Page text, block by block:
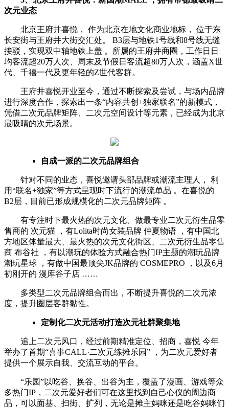
次元业态
北京王府井喜悦， 作为北京在地文化商业地标， 位于东
长安街与王府井大街交汇处。 B3层与地铁1号线和8号线无缝
接驳，实现双中轴地铁上盖 。所属的王府井商圈，工作日日
均客流超20万人次、周末及节假日客流超80万人次，涵盖X世
代、千禧一代及更年轻的Z世代客群。
王府井喜悦开业至今，通过不断探索及尝试，与场内品牌
进行深度合作，探索出一条“内容共创+独家联名”的新模式，
凭借二次元品牌矩阵、二次元空间设计等元素，已经成为北京
最吸睛的次元场景。
自成一派的二次元品牌组合
针对不同的业态，喜悦邀请头部品牌或潮流主理人， 利
用“联名+独家”等方式呈现时下流行的潮流单品 。在喜悦的
B2层，目前已形成规模化的二次元品牌矩阵 。
有专注时下最火热的次元文化、做最专业二次元衍生品零
售商的 次元猫 ，有Lolita时尚女装品牌 仲夏物语 ，有中国北
方地区体量最大、最火热的次元文化街区、二次元衍生品零售
商 布谷社 ，有以潮玩的体验方式融合热门IP主题的潮玩品牌
潮玩星球 ，有做中国最顶尖JK品牌的 COSMEPRO ，以及6月
初刚开的 漫库谷子店 ……
多类型二次元品牌组合而出，不断提升喜悦的二次元浓
度，提升圈层客群黏性。
定制化二次元活动打造次元社群聚集地
追上二次元风口，经过前期精准定位、招商，喜悦 今年
举办了首期“喜事CALL·二次元练摊乐园” ，为二次元爱好者
提供一个展示自我、交流互动的平台。
“乐园”以吃谷、换谷、出谷为主，覆盖了漫画、游戏等众
多热门IP，二次元爱好者们可在这里找到自己心仪的周边商
品，可以面基、扫街、扩列，无论是摊主妈咪还是吃谷妈咪们